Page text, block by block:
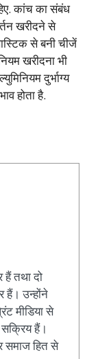
कांच का संबंध
खरीदने से
से बनी चीजें
खरीदना भी
दुर्भाग्य
होता है.
तथा दो
हैं। उन्होंने
मीडिया से
हैं।
समाज हित से